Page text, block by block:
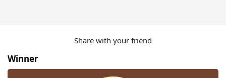
Share with your friend
Winner